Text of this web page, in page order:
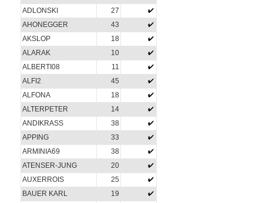
ADLONSKI
27
AHONEGGER
43
AKSLOP
18
ALARAK
10
ALBERTI08
11
ALFI2
45
ALFONA
18
ALTERPETER
14
ANDIKRASS
38
APPING
33
ARMINIA69
38
ATENSER-JUNG
20
AUXERROIS
25
BAUER KARL
19